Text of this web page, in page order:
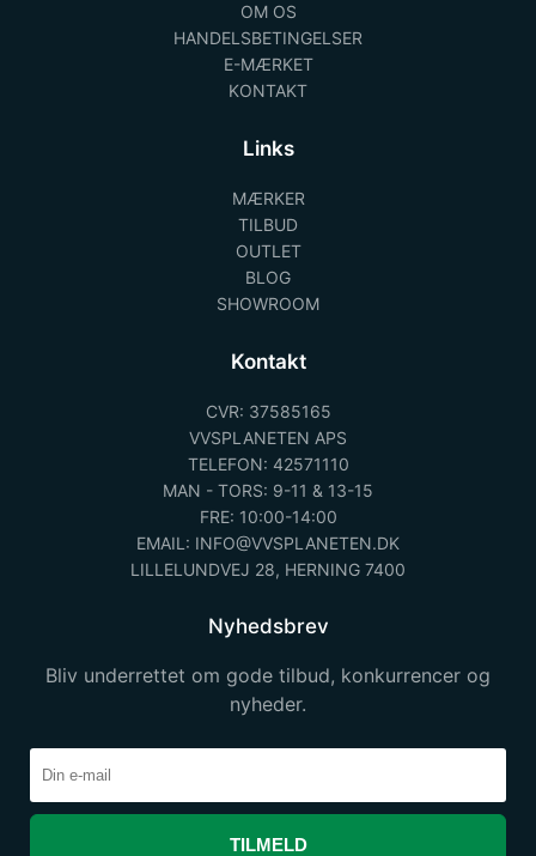
OM OS
HANDELSBETINGELSER
E-MÆRKET
KONTAKT
Links
MÆRKER
TILBUD
OUTLET
BLOG
SHOWROOM
Kontakt
CVR: 37585165
VVSPLANETEN APS
TELEFON: 42571110
MAN - TORS: 9-11 & 13-15
FRE: 10:00-14:00
EMAIL: INFO@VVSPLANETEN.DK
LILLELUNDVEJ 28, HERNING 7400
Nyhedsbrev
Bliv underrettet om gode tilbud, konkurrencer og
nyheder.
TILMELD